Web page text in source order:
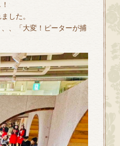
した。
、「大変！ピーターが捕